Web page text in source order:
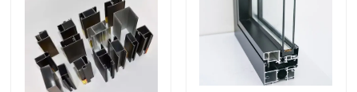
Contrôle de la qualité
Contact